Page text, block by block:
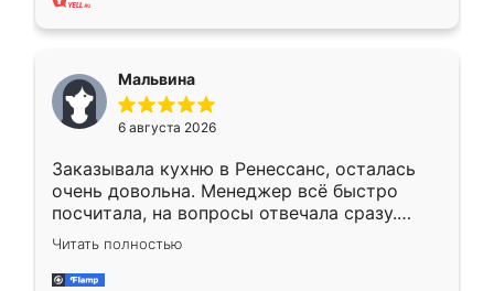
меньше, здесь же он более разнообразный.
Мне нравится ,если что-то потребуется из
мебели буду заказывать только здесь.
Мальвина
6 августа 2026
Заказывала кухню в Ренессанс, осталась
очень довольна. Менеджер всё быстро
посчитала, на вопросы отвечала сразу.
Замерщик приехал в субботу, подошёл к
делу со всей ответственностью. Собрали
за день, ребята работали аккуратно, даже
Читать полностью